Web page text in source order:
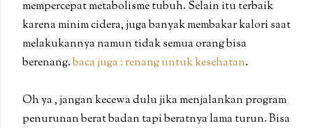
mempercepat metabolisme tubuh. Selain itu terbaik
karena minim cidera, juga banyak membakar kalori saat
melakukannya namun tidak semua orang bisa
berenang.baca juga : renang untuk kesehatan.
Oh ya , jangan kecewa dulu jika menjalankan program
penurunan berat badan tapi beratnya lama turun. Bisa